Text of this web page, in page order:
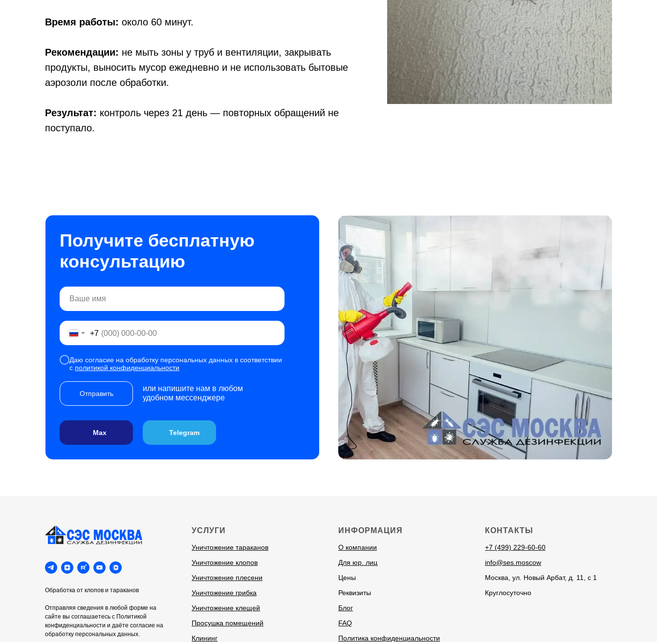
Время работы: около 60 минут.
Рекомендации: не мыть зоны у труб и вентиляции, закрывать
продукты, выносить мусор ежедневно и не использовать бытовые
аэрозоли после обработки.
Результат: контроль через 21 день — повторных обращений не
поступало.
Получите бесплатную
консультацию
+7
Даю согласие на обработку персональных данных в соответствии
с политикой конфиденциальности
Отправить
Telegram
Max
или напишите нам в любом
удобном мессенджере
Обработка от клопов и тараканов
Отправляя сведения в любой форме на
сайте вы соглашаетесь с Политикой
конфиденциальности и даёте согласие на
обработку персональных данных.
УСЛУГИ
Уничтожение тараканов
Уничтожение клопов
Уничтожение плесени
Уничтожение грибка
Уничтожение клещей
Просушка помещений
Клининг
ИНФОРМАЦИЯ
О компании
Для юр. лиц
Цены
Реквизиты
Блог
FAQ
Политика конфиденциальности
КОНТАКТЫ
+7 (499) 229-60-60
info@ses.moscow
Москва, ул. Новый Арбат, д. 11, с 1
Круглосуточно